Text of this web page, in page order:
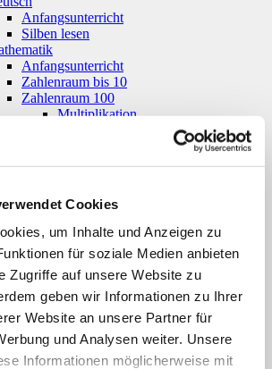
Cookies
um Inhalte und Anzeigen zu
für soziale Medien anbieten
Zugriffe auf unsere Website zu
geben wir Informationen zu Ihrer
Website an unsere Partner für
und Analysen weiter. Unsere
Informationen möglicherweise mit
Anfangsunterricht
Silben lesen
Anfangsunterricht
Zahlenraum bis 10
Zahlenraum 100
Multiplikation
bis 10
bis 20